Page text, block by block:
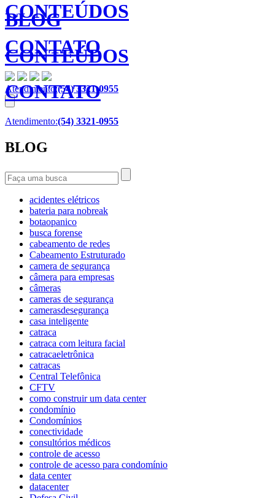
CONTEÚDOS
CONTATO
Atendimento:(54) 3321-0955
BLOG
CONTEÚDOS
CONTATO
Atendimento:(54) 3321-0955
BLOG
acidentes elétricos
bateria para nobreak
botaopanico
busca forense
cabeamento de redes
Cabeamento Estruturado
camera de segurança
câmera para empresas
câmeras
cameras de segurança
camerasdesegurança
casa inteligente
catraca
catraca com leitura facial
catracaeletrônica
catracas
Central Telefônica
CFTV
como construir um data center
condomínio
Condomínios
conectividade
consultórios médicos
controle de acesso
controle de acesso para condomínio
data center
datacenter